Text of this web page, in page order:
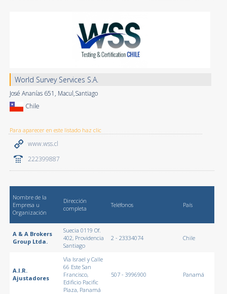
World Survey Services S.A.
José Ananías 651, Macul,Santiago
Chile
Para aparecer en este listado haz clic
www.wss.cl
222399887
Nombre de la
Empresa u
Organización
Dirección
completa
Teléfonos País
A & A Brokers
Group Ltda.
Suecia 0119 Of.
402, Providencia
Santiago
2 - 23334074 Chile
A.I.R.
Ajustadores
Vìa Israel y Calle
66 Este San
Francisco,
Edificio Pacific
Plaza, Panamá
507 - 3996900 Panamá